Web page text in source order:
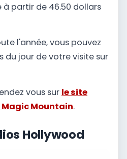
partir de 46.50 dollars
l'année, vous pouvez
du jour de votre visite sur
vous sur le site
Magic Mountain.
Hollywood